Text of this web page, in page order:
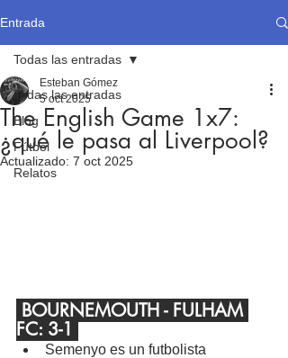
Entrada
Todas las entradas
Blog
Fútbol
Relatos
Todas las entradas
The English Game 1x7:
¿qué le pasa al Liverpool?
Esteban Gómez
5 oct 2025
Actualizado: 7 oct 2025
BOURNEMOUTH - FULHAM
FC: 3-1
Semenyo es un futbolista